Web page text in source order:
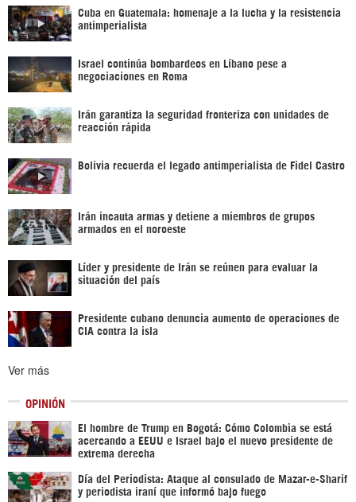
Cuba en Guatemala: homenaje a la lucha y la resistencia
antimperialista
Israel continúa bombardeos en Líbano pese a
negociaciones en Roma
Irán garantiza la seguridad fronteriza con unidades de
reacción rápida
Bolivia recuerda el legado antimperialista de Fidel Castro
Irán incauta armas y detiene a miembros de grupos
armados en el noroeste
Líder y presidente de Irán se reúnen para evaluar la
situación del país
Presidente cubano denuncia aumento de operaciones de
CIA contra la isla
Ver más
OPINIÓN
El hombre de Trump en Bogotá: Cómo Colombia se está
acercando a EEUU e Israel bajo el nuevo presidente de
extrema derecha
Día del Periodista: Ataque al consulado de Mazar-e-Sharif
y periodista iraní que informó bajo fuego